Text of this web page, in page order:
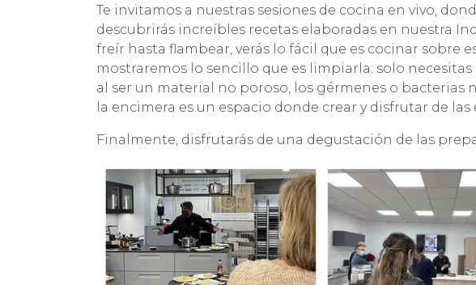
Te invitamos a nuestras sesiones de cocina en vivo,
descubrirás increíbles recetas elaboradas en nuestra
freír hasta flambear, verás lo fácil que es cocinar sobre
mostraremos lo sencillo que es limpiarla: solo
al ser un material no poroso, los gérmenes o bacterias
la encimera es un espacio donde crear y disfrutar de
Finalmente, disfrutarás de una degustación de las